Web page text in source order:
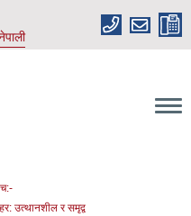
उत्थानशील र समृद्व